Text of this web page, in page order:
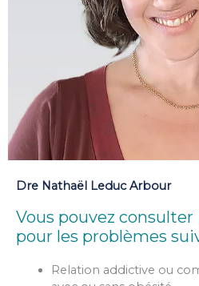
Dre Nathaël Leduc Arbour
Vous pouvez
pour les problèmes
Relation addictive ou